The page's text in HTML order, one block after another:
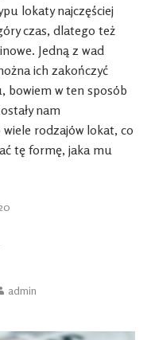
lokaty najczęściej
czas, dlatego też
Jedną z wad
ich zakończyć
bowiem w ten sposób
nam
rodzajów lokat, co
tę formę, jaka mu
admin